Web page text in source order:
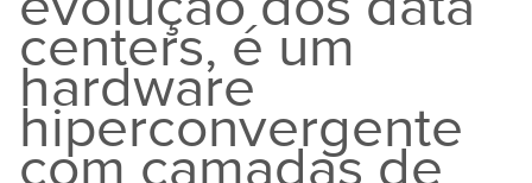
centers, é um
hardware
hiperconvergente
com camadas de